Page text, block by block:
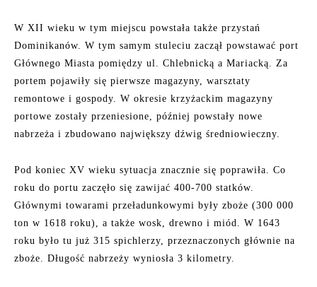
W XII wieku w tym miejscu powstała także przystań
Dominikanów. W tym samym stuleciu zaczął powstawać port
Głównego Miasta pomiędzy ul. Chlebnicką a Mariacką. Za
portem pojawiły się pierwsze magazyny, warsztaty
remontowe i gospody. W okresie krzyżackim magazyny
portowe zostały przeniesione, później powstały nowe
nabrzeża i zbudowano największy dźwig średniowieczny.
Pod koniec XV wieku sytuacja znacznie się poprawiła. Co
roku do portu zaczęło się zawijać 400-700 statków.
Głównymi towarami przeładunkowymi były zboże (300 000
ton w 1618 roku), a także wosk, drewno i miód. W 1643
roku było tu już 315 spichlerzy, przeznaczonych głównie na
zboże. Długość nabrzeży wyniosła 3 kilometry.